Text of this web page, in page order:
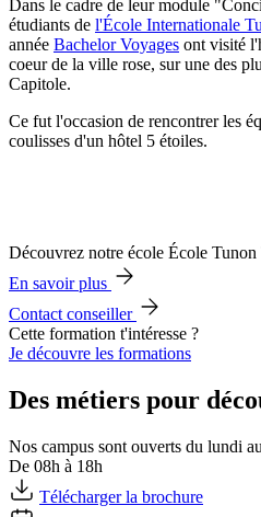
Dans le cadre de leur module
étudiants de l'École Internationale
année Bachelor Voyages ont visité
coeur de la ville rose, sur une des
Capitole.
Ce fut l'occasion de rencontrer les
coulisses d'un hôtel 5 étoiles.
Découvrez notre école École Tunon
En savoir plus
Contact conseiller
Cette formation t'intéresse ?
Je découvre les formations
Des métiers pour
Nos campus sont ouverts du lundi
De 08h à 18h
Télécharger la brochure